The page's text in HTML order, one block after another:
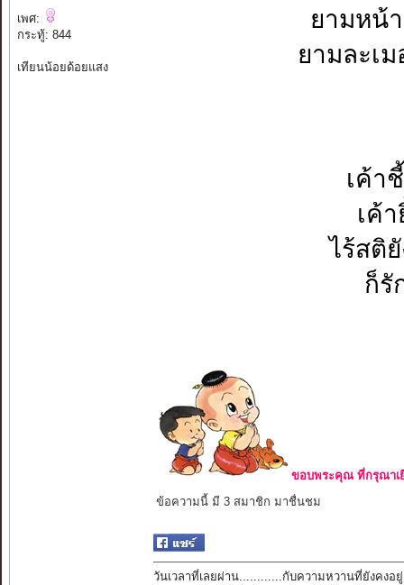
เพศ:
กระทู้: 844
เทียนน้อยด้อยแสง
ยามหน้
ยามละเ
เค้า
เค้
ไร้สติ
ก็รั
ขอบพระคุณ ที่กรุณาเ
ข้อความนี้ มี 3 สมาชิก มาชื่นชม
วันเวลาที่เลยผ่าน............กับความหวานที่ยังคงอยู่